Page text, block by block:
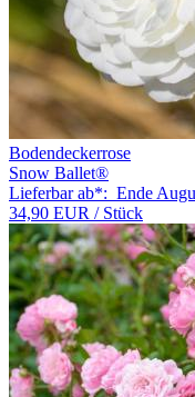
Bodendeckerrose
Snow Ballet®
Lieferbar ab*: Ende
34,90 EUR / Stück